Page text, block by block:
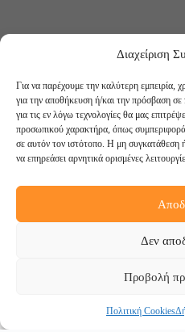
Διαχείριση
Για να παρέχουμε την καλύτερη εμπειρία,
για την αποθήκευση ή/και την πρόσβαση
για τις εν λόγω τεχνολογίες θα μας
προσωπικού χαρακτήρα, όπως
σε αυτόν τον ιστότοπο. Η μη συγκατάθεση
να επηρεάσει αρνητικά ορισμένες
Δεν
Προβολή
Πολιτική Cookies